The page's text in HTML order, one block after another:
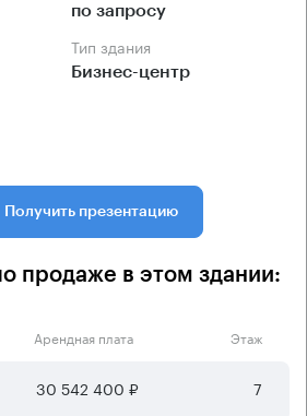
по запросу
Тип здания
Бизнес-центр
Получить презентацию
продаже в этом здании:
Арендная плата Этаж
30 542 400 ₽ 7